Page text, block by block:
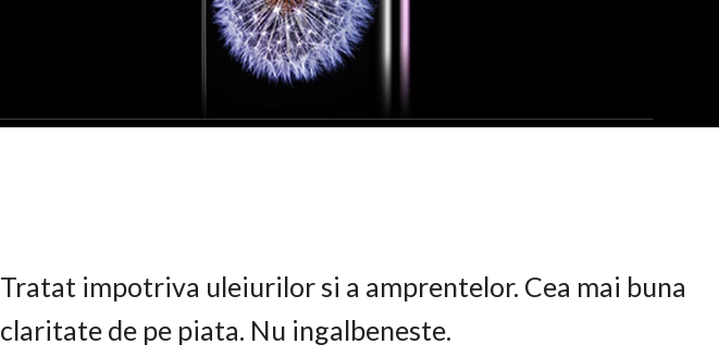
Tratat impotriva uleiurilor si a amprentelor. Cea mai buna
claritate de pe piata. Nu ingalbeneste.